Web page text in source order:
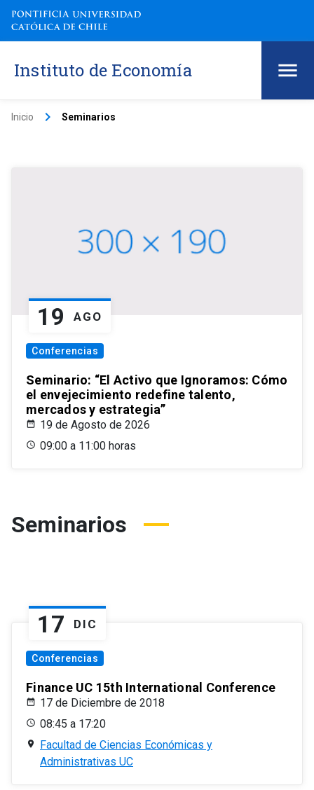
Instituto de Economía
Inicio keyboard_arrow_right Seminarios
19 AGO
Conferencias
Seminario: “El Activo que Ignoramos: Cómo
el envejecimiento redefine talento,
mercados y estrategia”
19 de Agosto de 2026
09:00 a 11:00 horas
Seminarios
17 DIC
Conferencias
Finance UC 15th International Conference
17 de Diciembre de 2018
08:45 a 17:20
Facultad de Ciencias Económicas y
Administrativas UC